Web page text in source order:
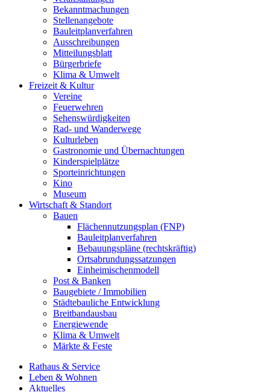
Bekanntmachungen
Stellenangebote
Bauleitplanverfahren
Ausschreibungen
Mitteilungsblatt
Bürgerbriefe
Klima & Umwelt
Freizeit & Kultur
Vereine
Feuerwehren
Sehenswürdigkeiten
Rad- und Wanderwege
Kulturleben
Gastronomie und Übernachtungen
Kinderspielplätze
Sporteinrichtungen
Kino
Museum
Wirtschaft & Standort
Bauen
Flächennutzungsplan (FNP)
Bauleitplanverfahren
Bebauungspläne (rechtskräftig)
Ortsabrundungssatzungen
Einheimischenmodell
Post & Banken
Baugebiete / Immobilien
Städtebauliche Entwicklung
Breitbandausbau
Energiewende
Klima & Umwelt
Märkte & Feste
Rathaus & Service
Leben & Wohnen
Aktuelles